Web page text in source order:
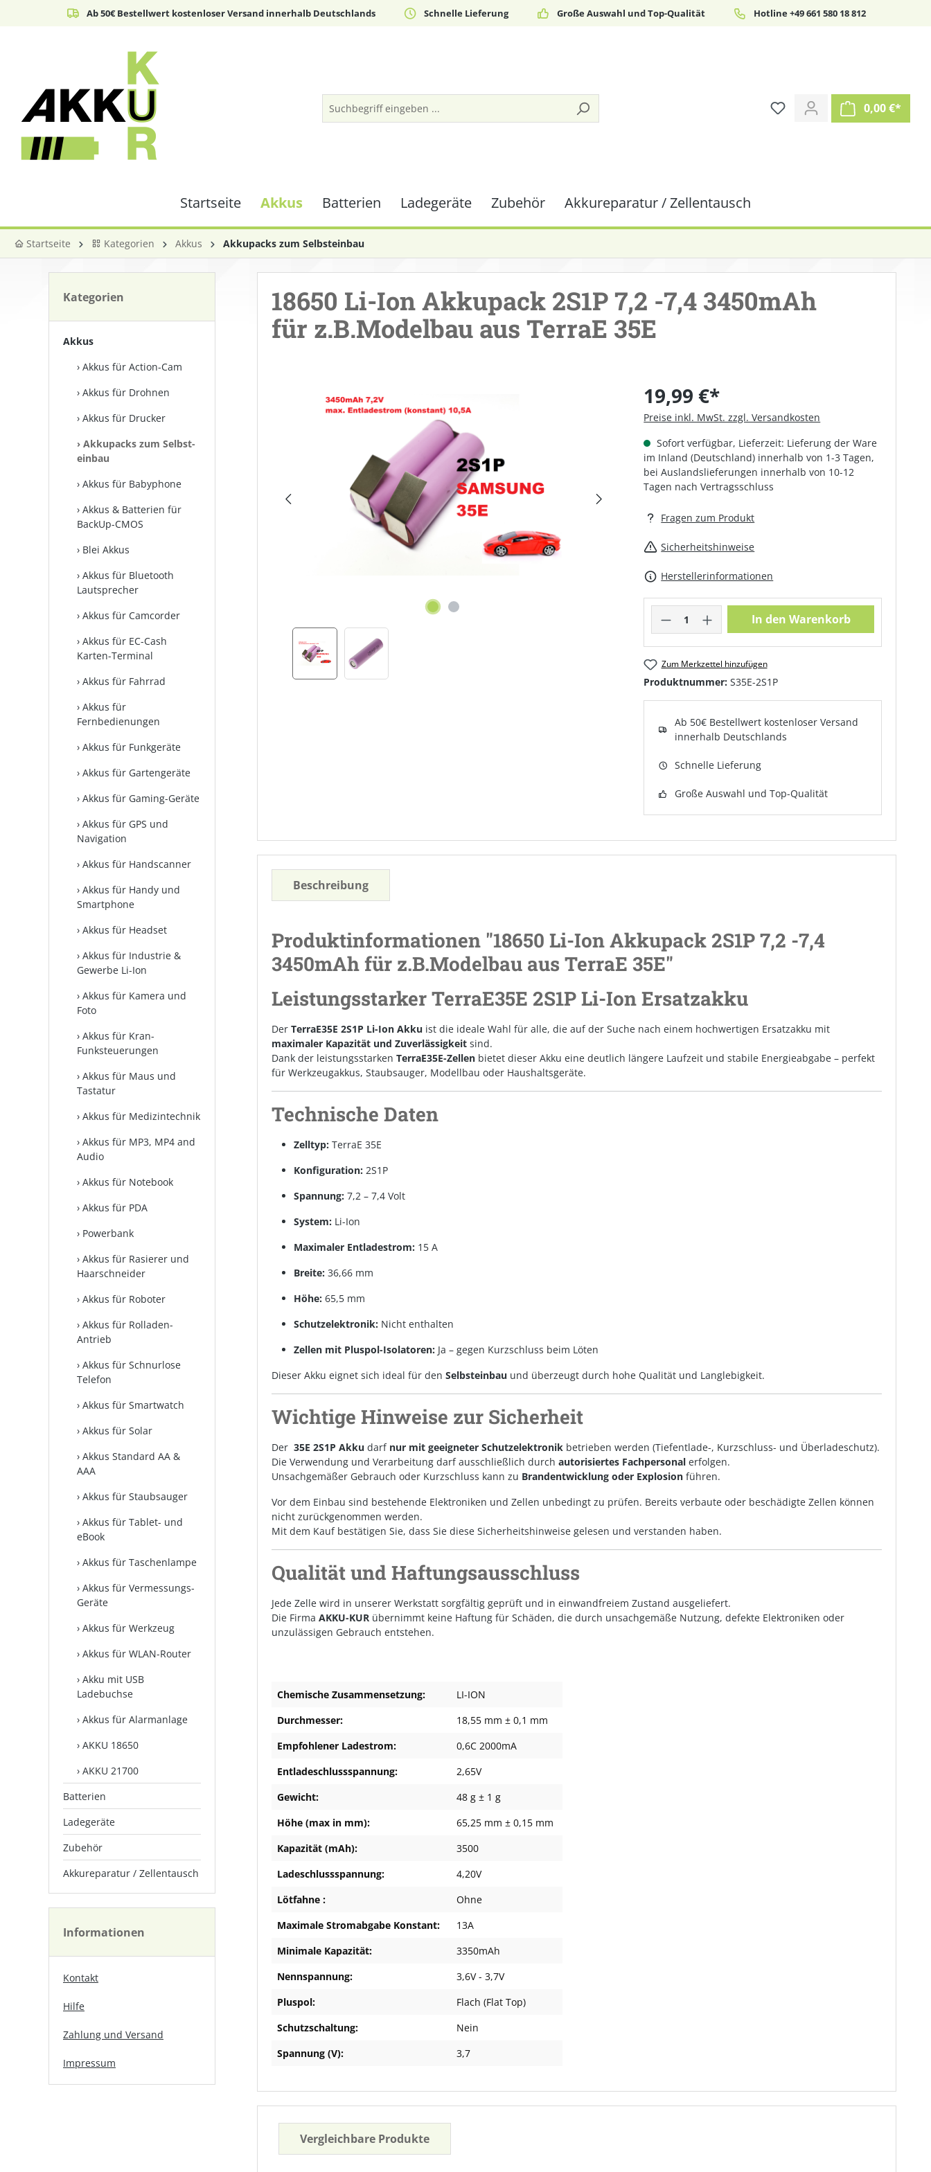
Zur Hauptnavigation springen
Ab 50€ Bestellwert kostenloser Versand innerhalb Deutschlands Schnelle Lieferung Große Auswahl und Top-Qualität Hotline +49 661 580 18 812
0,00 €*
Startseite Akkus Batterien Ladegeräte Zubehör Akkureparatur / Zellentausch
Startseite Kategorien Akkus Akkupacks zum Selbst­einbau
Akkus
Akkus für Action-Cam
Akkus für Drohnen
Akkus für Drucker
Akkupacks zum Selbst­
einbau
Akkus für Babyphone
Akkus & Batterien für
BackUp-CMOS
Blei Akkus
Akkus für Bluetooth
Lautsprecher
Akkus für Camcorder
Akkus für EC-Cash
Karten-Terminal
Akkus für Fahrrad
Akkus für
Fernbedienungen
Akkus für Funkgeräte
Akkus für Gartengeräte
Akkus für Gaming-Geräte
Akkus für GPS und
Navigation
Akkus für Handscanner
Akkus für Handy und
Smartphone
Akkus für Headset
Akkus für Industrie &
Gewerbe Li-Ion
Akkus für Kamera und
Foto
Akkus für Kran-
Funksteuerungen
Akkus für Maus und
Tastatur
Akkus für Medizintechnik
Akkus für MP3, MP4 and
Audio
Akkus für Notebook
Akkus für PDA
Powerbank
Akkus für Rasierer und
Haarschneider
Akkus für Roboter
Akkus für Rolladen-
Antrieb
Akkus für Schnurlose
Telefon
Akkus für Smartwatch
Akkus für Solar
Akkus Standard AA &
AAA
Akkus für Staubsauger
Akkus für Tablet- und
eBook
Akkus für Taschenlampe
Akkus für Vermessungs-
Geräte
Akkus für Werkzeug
Akkus für WLAN-Router
Akku mit USB
Ladebuchse
Akkus für Alarmanlage
AKKU 18650
AKKU 21700
Batterien
Ladegeräte
Zubehör
Akkureparatur / Zellentausch
Informationen
Kontakt
Hilfe
Zahlung und Versand
Impressum
18650 Li-Ion Akkupack 2S1P 7,2 -7,4 3450mAh
für z.B.Modelbau aus TerraE 35E
19,99 €*
Preise inkl. MwSt. zzgl. Versandkosten
Sofort verfügbar, Lieferzeit: Lieferung der Ware
im Inland (Deutschland) innerhalb von 1-3 Tagen,
bei Auslandslieferungen innerhalb von 10-12
Tagen nach Vertragsschluss
Fragen zum Produkt
Sicherheitshinweise
Herstellerinformationen
Produkt Anzahl: Gib den
In den Warenkorb
Zum Merkzettel hinzufügen
Produktnummer:S35E-2S1P
Ab 50€ Bestellwert kostenloser Versand
innerhalb Deutschlands
Schnelle Lieferung
Große Auswahl und Top-Qualität
Beschreibung
Produktinformationen "18650 Li-Ion Akkupack 2S1P 7,2 -7,4
3450mAh für z.B.Modelbau aus TerraE 35E"
Leistungsstarker TerraE35E 2S1P Li-Ion Ersatzakku
Der TerraE35E 2S1P Li-Ion Akku ist die ideale Wahl für alle, die auf der Suche nach einem hochwertigen Ersatzakku mit
maximaler Kapazität und Zuverlässigkeit sind.
Dank der leistungsstarken TerraE35E-Zellen bietet dieser Akku eine deutlich längere Laufzeit und stabile Energieabgabe – perfekt
für Werkzeugakkus, Staubsauger, Modellbau oder Haushaltsgeräte.
Technische Daten
Zelltyp: TerraE 35E
Konfiguration: 2S1P
Spannung: 7,2 – 7,4 Volt
System: Li-Ion
Maximaler Entladestrom: 15 A
Breite: 36,66 mm
Höhe: 65,5 mm
Schutzelektronik: Nicht enthalten
Zellen mit Pluspol-Isolatoren: Ja – gegen Kurzschluss beim Löten
Dieser Akku eignet sich ideal für den Selbsteinbau und überzeugt durch hohe Qualität und Langlebigkeit.
Wichtige Hinweise zur Sicherheit
Der 35E 2S1P Akku darf nur mit geeigneter Schutzelektronik betrieben werden (Tiefentlade-, Kurzschluss- und Überladeschutz).
Die Verwendung und Verarbeitung darf ausschließlich durch autorisiertes Fachpersonal erfolgen.
Unsachgemäßer Gebrauch oder Kurzschluss kann zu Brandentwicklung oder Explosion führen.
Vor dem Einbau sind bestehende Elektroniken und Zellen unbedingt zu prüfen. Bereits verbaute oder beschädigte Zellen können
nicht zurückgenommen werden.
Mit dem Kauf bestätigen Sie, dass Sie diese Sicherheitshinweise gelesen und verstanden haben.
Qualität und Haftungsausschluss
Jede Zelle wird in unserer Werkstatt sorgfältig geprüft und in einwandfreiem Zustand ausgeliefert.
Die Firma AKKU-KUR übernimmt keine Haftung für Schäden, die durch unsachgemäße Nutzung, defekte Elektroniken oder
unzulässigen Gebrauch entstehen.
Chemische Zusammensetzung:
LI-ION
Durchmesser:
18,55 mm ± 0,1 mm
Empfohlener Ladestrom:
0,6C 2000mA
Entladeschlussspannung:
2,65V
Gewicht:
48 g ± 1 g
Höhe (max in mm):
65,25 mm ± 0,15 mm
Kapazität (mAh):
3500
Ladeschlussspannung:
4,20V
Lötfahne :
Ohne
Maximale Stromabgabe Konstant:
13A
Minimale Kapazität:
3350mAh
Nennspannung:
3,6V - 3,7V
Pluspol:
Flach (Flat Top)
Schutzschaltung:
Nein
Spannung (V):
3,7
Vergleichbare Produkte